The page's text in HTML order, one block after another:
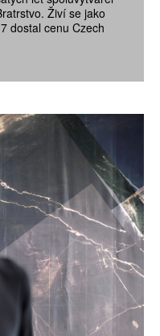
Živí se jako
dostal cenu Czech